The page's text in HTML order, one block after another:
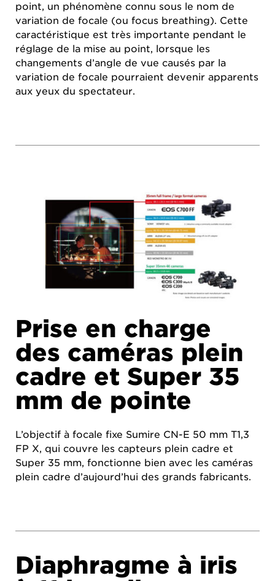
point, un phénomène connu sous le nom de
variation de focale (ou focus breathing). Cette
caractéristique est très importante pendant le
réglage de la mise au point, lorsque les
changements d’angle de vue causés par la
variation de focale pourraient devenir apparents
aux yeux du spectateur.
Prise en charge
des caméras plein
cadre et Super 35
mm de pointe
L’objectif à focale fixe Sumire CN-E 50 mm T1,3
FP X, qui couvre les capteurs plein cadre et
Super 35 mm, fonctionne bien avec les caméras
plein cadre d’aujourd’hui des grands fabricants.
Diaphragme à iris